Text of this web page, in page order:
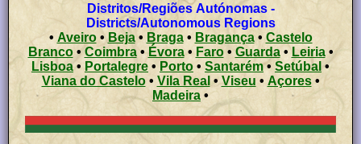
Distritos/Regiões Autónomas -
Districts/Autonomous Regions
• Aveiro• Beja• Braga• Bragança• Castelo
Branco• Coimbra•Évora• Faro• Guarda• Leiria•
Lisboa• Portalegre • Porto • Santarém• Setúbal •
Viana do Castelo• Vila Real • Viseu • Açores •
Madeira •